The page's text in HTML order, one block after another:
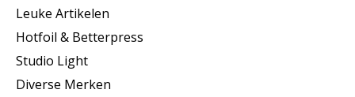
Leuke Artikelen
Hotfoil & Betterpress
Studio Light
Diverse Merken